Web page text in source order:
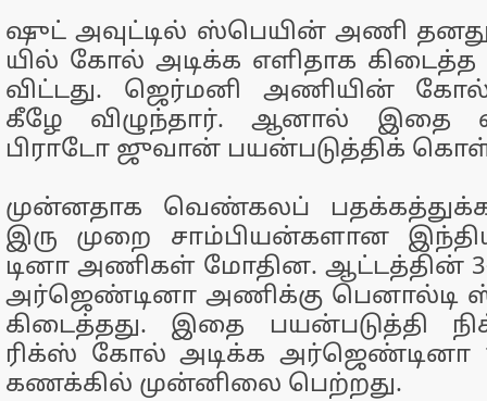
ஷுட் அவுட்​டில் ஸ்பெ​யின் அணி தனது
யில் கோல் அடிக்க எளி​தாக
விட்​டது. ஜெர்​மனி அணி​யின்
கீழே விழுந்​தார். ஆனால் இதை
பிராடோ ஜுவான் பயன்​படுத்​திக்
முன்​ன​தாக வெண்​கலப்
இரு முறை சாம்​பியன்​களான
டினா அணி​கள் மோதின. ஆட்​டத்​தின் 3-
அர்​ஜெண்​டினா அணிக்கு பெனால்டி
கிடைத்​தது. இதை பயன்​படுத்தி
ரிக்ஸ் கோல் அடிக்க
கணக்​கில் முன்​னிலை பெற்​றது.